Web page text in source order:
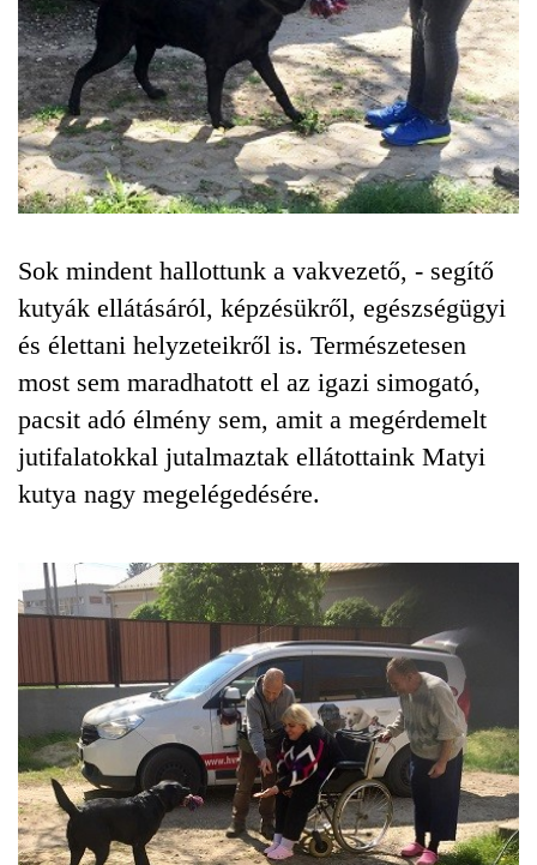
Sok mindent hallottunk a vakvezető, - segítő
kutyák ellátásáról, képzésükről, egészségügyi
és élettani helyzeteikről is. Természetesen
most sem maradhatott el az igazi simogató,
pacsit adó élmény sem, amit a megérdemelt
jutifalatokkal jutalmaztak ellátottaink Matyi
kutya nagy megelégedésére.